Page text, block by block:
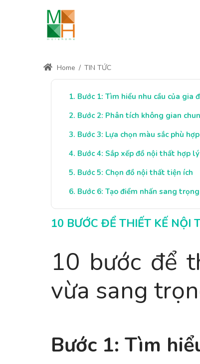
Home / TIN TỨC
Bước 1: Tìm hiểu nhu cầu của gia
Bước 2: Phân tích không gian
Bước 3: Lựa chọn màu sắc phù hợp
Bước 4: Sắp xếp đồ nội thất hợp lý
Bước 5: Chọn đồ nội thất tiện ích
Bước 6: Tạo điểm nhấn sang
10 BƯỚC ĐỂ THIẾT KẾ NỘI
10 bước để
vừa sang
Bước 1: Tìm